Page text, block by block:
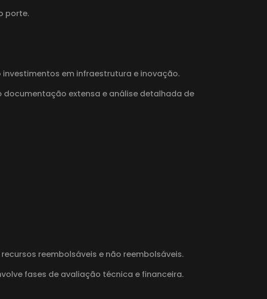
porte.
em infraestrutura e inovação.
extensa e análise detalhada de
reembolsáveis e não reembolsáveis.
fases de avaliação técnica e financeira.